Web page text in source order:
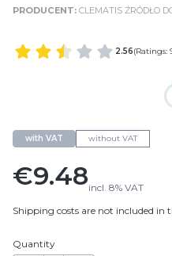
CLEMATIS ŹRÓDŁO
2.56(Ratings:
with VAT without VAT
Price
€9.48incl. 8% VAT
Shipping costs are not included in
Quantity